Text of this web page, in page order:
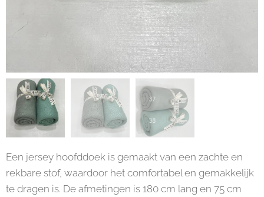
Een jersey hoofddoek is gemaakt van een zachte en
rekbare stof, waardoor het comfortabel en gemakkelijk
te dragen is. De afmetingen is 180 cm lang en 75 cm